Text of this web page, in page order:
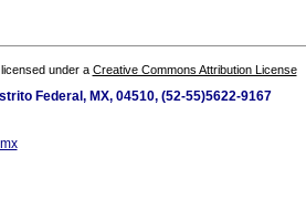
under a Creative Commons Attribution License
Federal, MX, 04510, (52-55)5622-9167